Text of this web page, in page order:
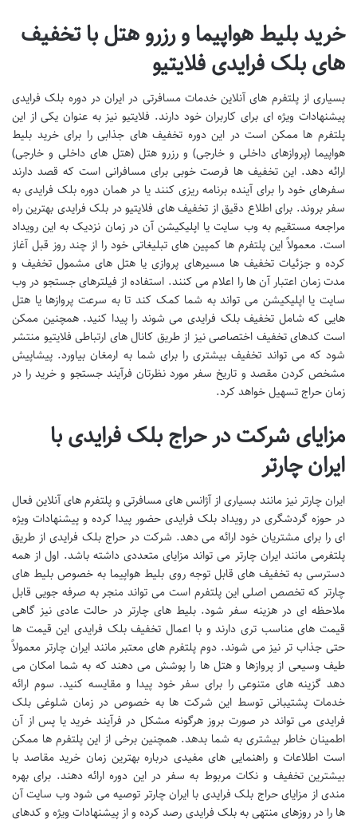
خرید بلیط هواپیما و رزرو هتل با تخفیف
های بلک فرایدی فلایتیو
بسیاری از پلتفرم های آنلاین خدمات مسافرتی در ایران در دوره بلک فرایدی
پیشنهادات ویژه ای برای کاربران خود دارند. فلایتیو نیز به عنوان یکی از این
پلتفرم ها ممکن است در این دوره تخفیف های جذابی را برای خرید بلیط
هواپیما (پروازهای داخلی و خارجی) و رزرو هتل (هتل های داخلی و خارجی)
ارائه دهد. این تخفیف ها فرصت خوبی برای مسافرانی است که قصد دارند
سفرهای خود را برای آینده برنامه ریزی کنند یا در همان دوره بلک فرایدی به
سفر بروند. برای اطلاع دقیق از تخفیف های فلایتیو در بلک فرایدی بهترین راه
مراجعه مستقیم به وب سایت یا اپلیکیشن آن در زمان نزدیک به این رویداد
است. معمولاً این پلتفرم ها کمپین های تبلیغاتی خود را از چند روز قبل آغاز
کرده و جزئیات تخفیف ها مسیرهای پروازی یا هتل های مشمول تخفیف و
مدت زمان اعتبار آن ها را اعلام می کنند. استفاده از فیلترهای جستجو در وب
سایت یا اپلیکیشن می تواند به شما کمک کند تا به سرعت پروازها یا هتل
هایی که شامل تخفیف بلک فرایدی می شوند را پیدا کنید. همچنین ممکن
است کدهای تخفیف اختصاصی نیز از طریق کانال های ارتباطی فلایتیو منتشر
شود که می تواند تخفیف بیشتری را برای شما به ارمغان بیاورد. پیشاپیش
مشخص کردن مقصد و تاریخ سفر مورد نظرتان فرآیند جستجو و خرید را در
زمان حراج تسهیل خواهد کرد.
مزایای شرکت در حراج بلک فرایدی با
ایران چارتر
ایران چارتر نیز مانند بسیاری از آژانس های مسافرتی و پلتفرم های آنلاین فعال
در حوزه گردشگری در رویداد بلک فرایدی حضور پیدا کرده و پیشنهادات ویژه
ای را برای مشتریان خود ارائه می دهد. شرکت در حراج بلک فرایدی از طریق
پلتفرمی مانند ایران چارتر می تواند مزایای متعددی داشته باشد. اول از همه
دسترسی به تخفیف های قابل توجه روی بلیط هواپیما به خصوص بلیط های
چارتر که تخصص اصلی این پلتفرم است می تواند منجر به صرفه جویی قابل
ملاحظه ای در هزینه سفر شود. بلیط های چارتر در حالت عادی نیز گاهی
قیمت های مناسب تری دارند و با اعمال تخفیف بلک فرایدی این قیمت ها
حتی جذاب تر نیز می شوند. دوم پلتفرم های معتبر مانند ایران چارتر معمولاً
طیف وسیعی از پروازها و هتل ها را پوشش می دهند که به شما امکان می
دهد گزینه های متنوعی را برای سفر خود پیدا و مقایسه کنید. سوم ارائه
خدمات پشتیبانی توسط این شرکت ها به خصوص در زمان شلوغی بلک
فرایدی می تواند در صورت بروز هرگونه مشکل در فرآیند خرید یا پس از آن
اطمینان خاطر بیشتری به شما بدهد. همچنین برخی از این پلتفرم ها ممکن
است اطلاعات و راهنمایی های مفیدی درباره بهترین زمان خرید مقاصد با
بیشترین تخفیف و نکات مربوط به سفر در این دوره ارائه دهند. برای بهره
مندی از مزایای حراج بلک فرایدی با ایران چارتر توصیه می شود وب سایت آن
ها را در روزهای منتهی به بلک فرایدی رصد کرده و از پیشنهادات ویژه و کدهای